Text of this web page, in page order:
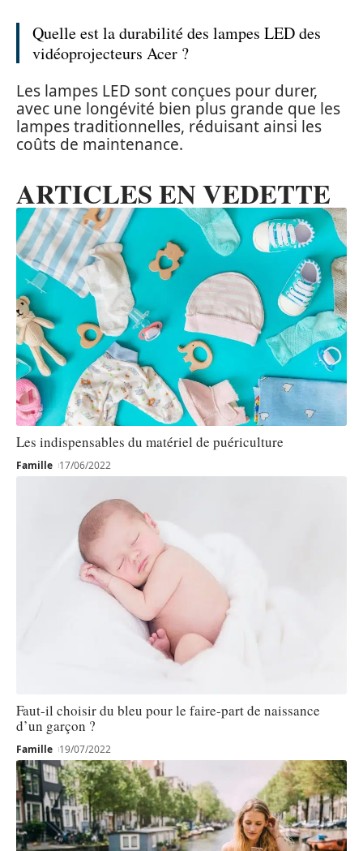
Quelle est la durabilité des lampes LED des
vidéoprojecteurs Acer ?
Les lampes LED sont conçues pour durer,
avec une longévité bien plus grande que les
lampes traditionnelles, réduisant ainsi les
coûts de maintenance.
ARTICLES EN VEDETTE
Les indispensables du matériel de puériculture
Famille 17/06/2022
Faut-il choisir du bleu pour le faire-part de naissance
d’un garçon ?
Famille 19/07/2022